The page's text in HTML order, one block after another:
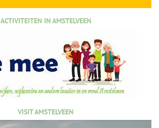
ACTIVITEITEN IN AMSTELVEEN
VISIT AMSTELVEEN